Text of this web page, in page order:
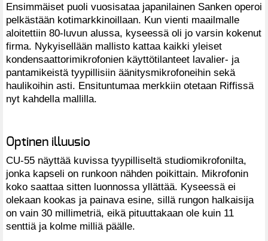
Ensimmäiset puoli vuosisataa japanilainen Sanken operoi
pelkästään kotimarkkinoillaan. Kun vienti maailmalle
aloitettiin 80-luvun alussa, kyseessä oli jo varsin kokenut
firma. Nykyisellään mallisto kattaa kaikki yleiset
kondensaattorimikrofonien käyttötilanteet lavalier- ja
pantamikeistä tyypillisiin äänitysmikrofoneihin sekä
haulikoihin asti. Ensituntumaa merkkiin otetaan Riffissä
nyt kahdella mallilla.
Optinen illuusio
CU-55 näyttää kuvissa tyypilliseltä studiomikrofonilta,
jonka kapseli on runkoon nähden poikittain. Mikrofonin
koko saattaa sitten luonnossa yllättää. Kyseessä ei
olekaan kookas ja painava esine, sillä rungon halkaisija
on vain 30 millimetriä, eikä pituuttakaan ole kuin 11
senttiä ja kolme milliä päälle.